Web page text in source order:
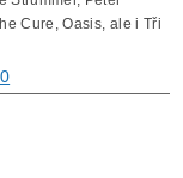
Cure, Oasis, ale i Tři
0